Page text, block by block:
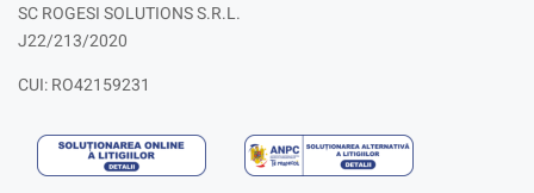
SC ROGESI SOLUTIONS S.R.L.
J22/213/2020
CUI: RO42159231